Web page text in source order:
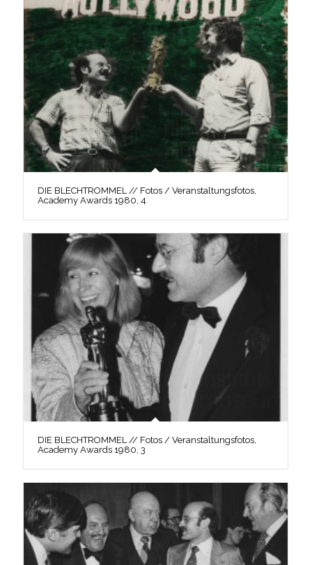
DIE BLECHTROMMEL // Fotos / Veranstaltungsfotos,
Academy Awards 1980, 4
DIE BLECHTROMMEL // Fotos / Veranstaltungsfotos,
Academy Awards 1980, 3